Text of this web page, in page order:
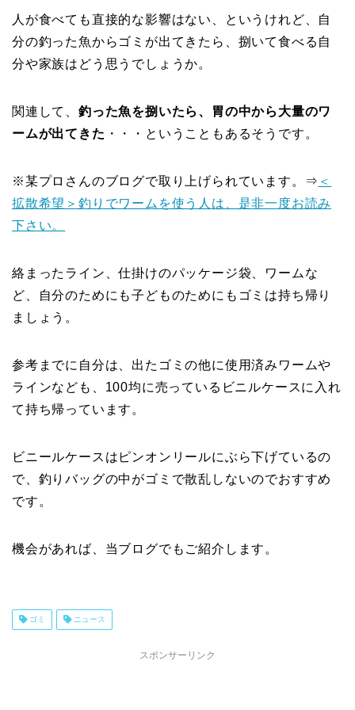
人が食べても直接的な影響はない、というけれど、自
分の釣った魚からゴミが出てきたら、捌いて食べる自
分や家族はどう思うでしょうか。
関連して、 釣った魚を捌いたら、胃の中から大量のワ
ームが出てきた ・・・ということもあるそうです。
※某プロさんのブログで取り上げられています。⇒ ＜
拡散希望＞釣りでワームを使う人は、是非一度お読み
下さい。
絡まったライン、仕掛けのパッケージ袋、ワームな
ど、自分のためにも子どものためにもゴミは持ち帰り
ましょう。
参考までに自分は、出たゴミの他に使用済みワームや
ラインなども、100均に売っているビニルケースに入れ
て持ち帰っています。
ビニールケースはピンオンリールにぶら下げているの
で、釣りバッグの中がゴミで散乱しないのでおすすめ
です。
機会があれば、当ブログでもご紹介します。
ゴミ ニュース
スポンサーリンク